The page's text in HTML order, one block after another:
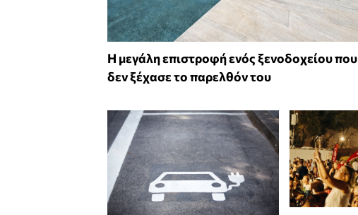
Η μεγάλη επιστροφή ενός ξενοδοχείου που
δεν ξέχασε το παρελθόν του